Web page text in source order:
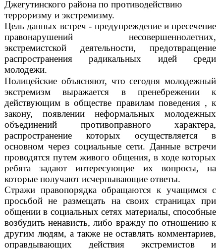
Джегутинского района по противодействию
терроризму и экстремизму.
Цель данных встреч - предупреждение и пресечение
правонарушений несовершеннолетних,
экстремистской деятельности, предотвращение
распространения радикальных идей среди
молодежи.
Полицейские объясняют, что сегодня молодежный
экстремизм выражается в пренебрежении к
действующим в обществе правилам поведения , к
закону, появлении неформальных молодежных
объединений противоправного характера,
распространение которых осуществляется в
основном через социальные сети. Данные встречи
проводятся путем живого общения, в ходе которых
ребята задают интересующие их вопросы, на
которые получают исчерпывающие ответы.
Стражи правопорядка обращаются к учащимся с
просьбой не размещать на своих страницах при
общении в социальных сетях материалы, способные
возбудить ненависть, либо вражду по отношению к
другим людям, а также не оставлять комментариев,
оправдывающих действия экстремистов и